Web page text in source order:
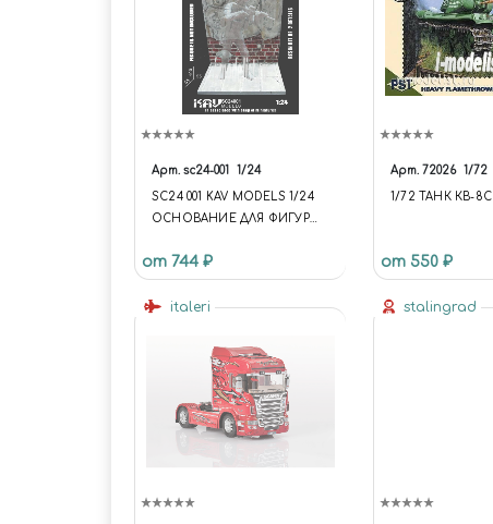
Арт. sc24-001 1/24
SC24 001 KAV MODELS 1/24
ОСНОВАНИЕ ДЛЯ ФИГУР
от 744 ₽
Арт. 72026 1/72
1/72 ТАНК КВ-8С
от 550 ₽
italeri stalingrad